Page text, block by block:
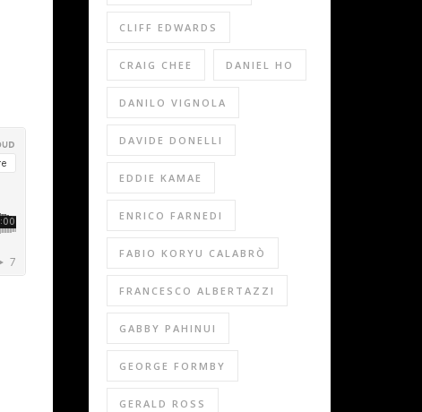
CLIFF EDWARDS
CRAIG CHEE DANIEL HO
DANILO VIGNOLA
DAVIDE DONELLI
EDDIE KAMAE
ENRICO FARNEDI
FABIO KORYU CALABRÒ
FRANCESCO ALBERTAZZI
GABBY PAHINUI
GEORGE FORMBY
GERALD ROSS